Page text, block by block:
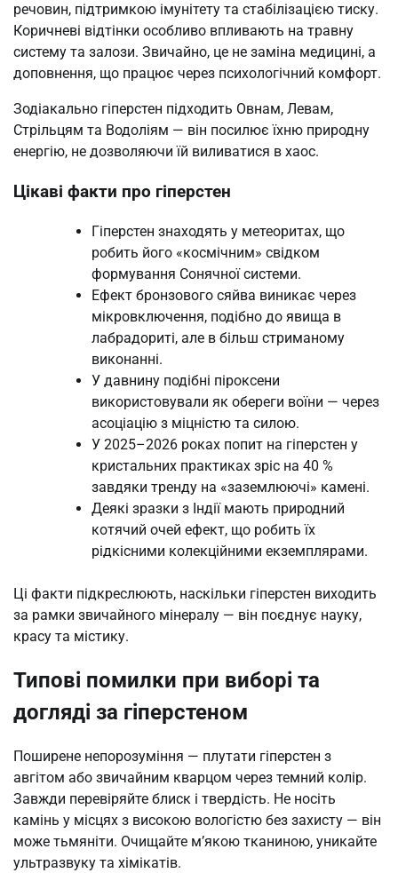
речовин, підтримкою імунітету та стабілізацією тиску.
Коричневі відтінки особливо впливають на травну
систему та залози. Звичайно, це не заміна медицині, а
доповнення, що працює через психологічний комфорт.
Зодіакально гіперстен підходить Овнам, Левам,
Стрільцям та Водоліям — він посилює їхню природну
енергію, не дозволяючи їй виливатися в хаос.
Цікаві факти про гіперстен
Гіперстен знаходять у метеоритах, що
робить його «космічним» свідком
формування Сонячної системи.
Ефект бронзового сяйва виникає через
мікровключення, подібно до явища в
лабрадориті, але в більш стриманому
виконанні.
У давнину подібні піроксени
використовували як обереги воїни — через
асоціацію з міцністю та силою.
У 2025–2026 роках попит на гіперстен у
кристальних практиках зріс на 40 %
завдяки тренду на «заземлюючі» камені.
Деякі зразки з Індії мають природний
котячий очей ефект, що робить їх
рідкісними колекційними екземплярами.
Ці факти підкреслюють, наскільки гіперстен виходить
за рамки звичайного мінералу — він поєднує науку,
красу та містику.
Типові помилки при виборі та
догляді за гіперстеном
Поширене непорозуміння — плутати гіперстен з
авгітом або звичайним кварцом через темний колір.
Завжди перевіряйте блиск і твердість. Не носіть
камінь у місцях з високою вологістю без захисту — він
може тьмяніти. Очищайте м’якою тканиною, уникайте
ультразвуку та хімікатів.